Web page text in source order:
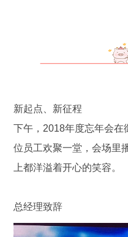
新起点、新征程
下午，2018年度忘年会在
位员工欢聚一堂，会场里
上都洋溢着开心的笑容。
总经理致辞